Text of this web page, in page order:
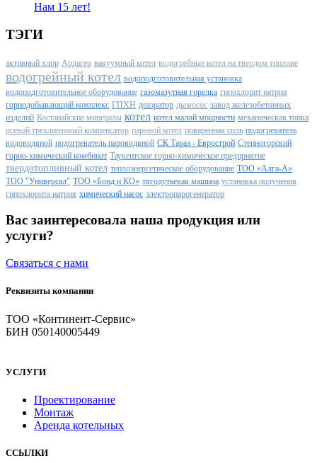
Нам 15 лет!
ТЭГИ
активный хлор Ардагер вакуумный котел водогрейные котел на твердом топливе
водогрейный котел водоподготовительная установка
водоподготовительное оборудование газомазутная горелка гипохлорит натрия
горнодобывающий комплекс ГПХН деаэратор дымосос завод железобетонных
изделий Костанайские минералы котел котел малой мощности механическая топка
осевой трехлинзовый компенсатор паровой котел поваренная соль подогреватель
водоводяной подогреватель пароводяной СК Тараз - Еврострой Степногорский
горно-химический комбинат Таукентское горно-химическое предприятие
твердотопливный котел теплоэнергетическое оборудование ТОО «Алга-А»
ТОО "Универсал" ТОО «Бонд и КО» тягодутьевая машина установка получения
гипохлорита натрия химический насос электропарогенератор
Вас заинтересовала наша продукция или
услуги?
Связаться с нами
Реквизиты компании
ТОО «Континент-Сервис»
БИН 050140005449
УСЛУГИ
Проектирование
Монтаж
Аренда котельных
ССЫЛКИ